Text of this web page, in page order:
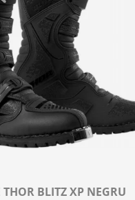
THOR BLITZ XP NEGRU